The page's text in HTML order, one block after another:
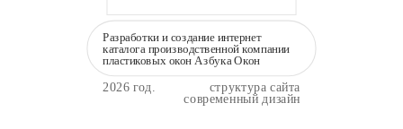
Разработки и создание интернет
каталога производственной компании
пластиковых окон Азбука Окон
2026 год.
структура сайта
современный дизайн